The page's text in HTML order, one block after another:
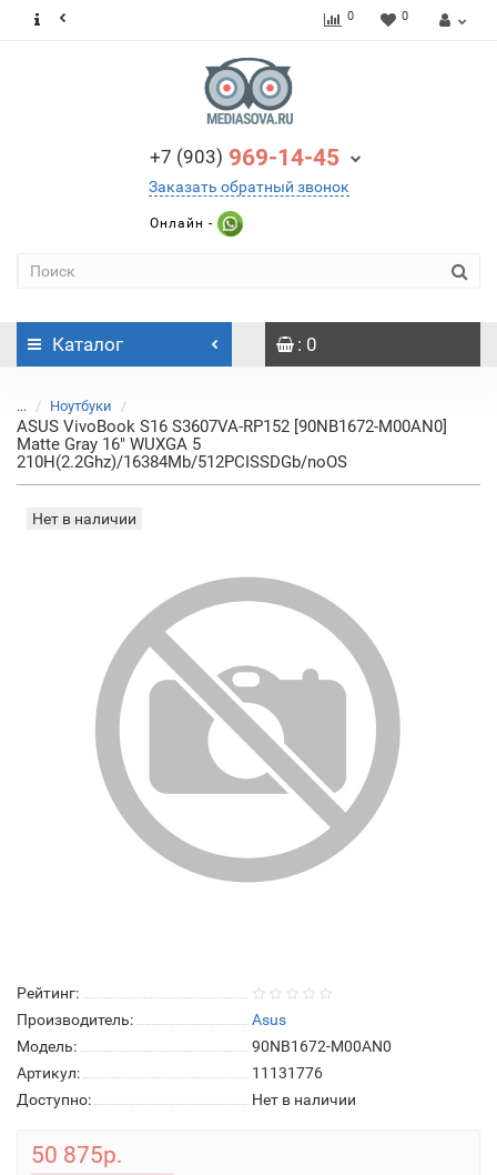
0 0
+7 (903) 969-14-45
Заказать обратный звонок
Онлайн -
Каталог : 0
... Ноутбуки
ASUS VivoBook S16 S3607VA-RP152 [90NB1672-M00AN0]
Matte Gray 16" WUXGA 5
210H(2.2Ghz)/16384Mb/512PCISSDGb/noOS
Нет в наличии
Рейтинг:
Производитель:
Asus
Модель:
90NB1672-M00AN0
Артикул:
11131776
Доступно:
Нет в наличии
50 875р.